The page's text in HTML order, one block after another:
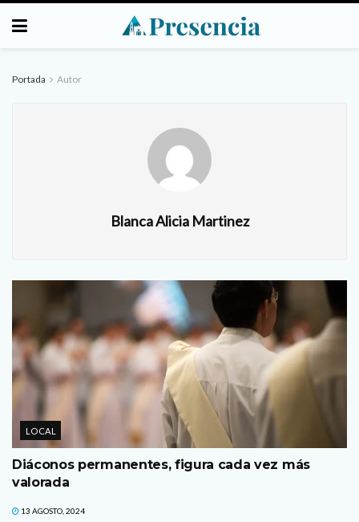
Portada Autor
Blanca Alicia Martinez
LOCAL
Diáconos permanentes, figura cada vez más
valorada
13 AGOSTO, 2024